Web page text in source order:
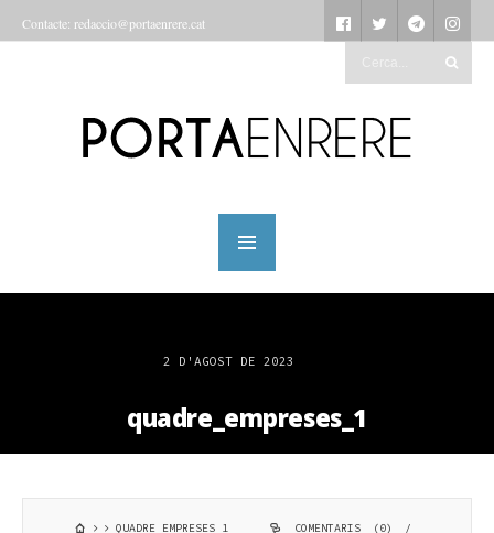
Contacte: redaccio@portaenrere.cat
2 D'AGOST DE 2023
quadre_empreses_1
QUADRE_EMPRESES_1 COMENTARIS (0) /